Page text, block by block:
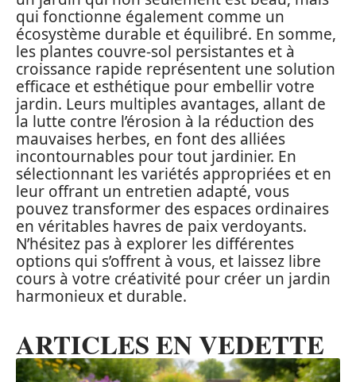
qui fonctionne également comme un
écosystème durable et équilibré. En somme,
les plantes couvre-sol persistantes et à
croissance rapide représentent une solution
efficace et esthétique pour embellir votre
jardin. Leurs multiples avantages, allant de
la lutte contre l’érosion à la réduction des
mauvaises herbes, en font des alliées
incontournables pour tout jardinier. En
sélectionnant les variétés appropriées et en
leur offrant un entretien adapté, vous
pouvez transformer des espaces ordinaires
en véritables havres de paix verdoyants.
N’hésitez pas à explorer les différentes
options qui s’offrent à vous, et laissez libre
cours à votre créativité pour créer un jardin
harmonieux et durable.
ARTICLES EN VEDETTE